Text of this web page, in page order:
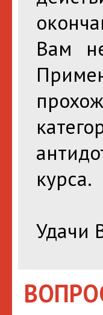
Вам
курса.
Удачи